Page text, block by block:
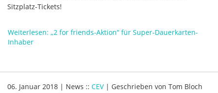
Sitzplatz-Tickets!
Weiterlesen: „2 for friends-Aktion“ für Super-Dauerkarten-
Inhaber
06. Januar 2018 | News :: CEV | Geschrieben von Tom Bloch